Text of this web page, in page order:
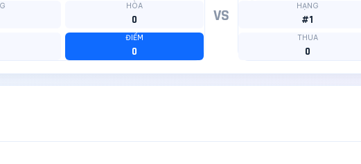
HÒA
0
ĐIỂM
0
VS
HẠNG
#1
THUA
0